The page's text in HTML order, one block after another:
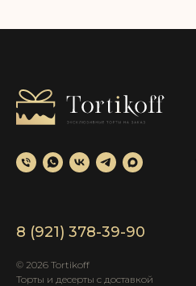
8 (921) 378-39-90
© 2026 Tortikoff
Торты и десерты с доставкой